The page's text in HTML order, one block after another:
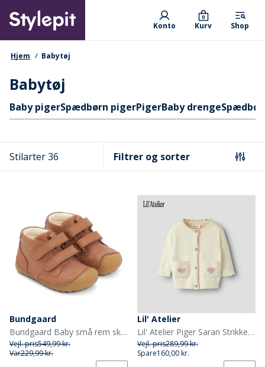
main
content
Primary departments
Konto Kurv
0
Shop
navigationssti
Hjem Babytøj
Babytøj
Hurtige links
Baby pigerSpædbørn pigerPigerBaby drenge
Stilarter 36 Filtrer og sorter
Bundgaard
Bundgaard Baby små rem sko Cognac Ws
Vejl. pris549,99 kr.
Var229,99 kr.
Lil' Atelier
Lil' Atelier Piger Saran Strikket Cardigan Turtledove
Vejl. pris289,99 kr.
Spare160,00 kr.